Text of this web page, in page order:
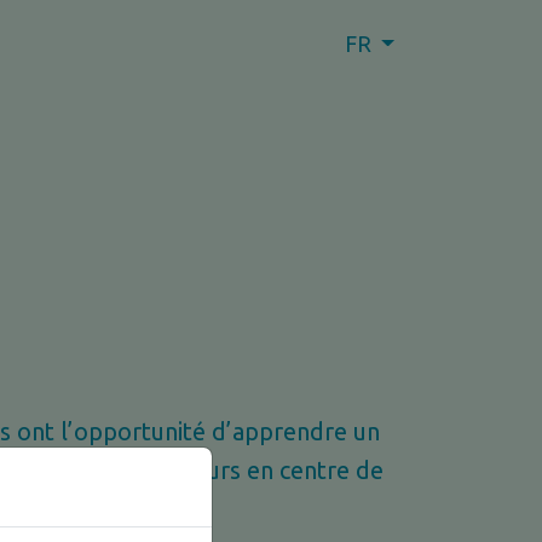
FR
ont l’opportunité d’apprendre un
entre les cours en centre de